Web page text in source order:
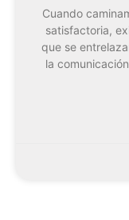
Cuando
satisfactoria,
que se
la